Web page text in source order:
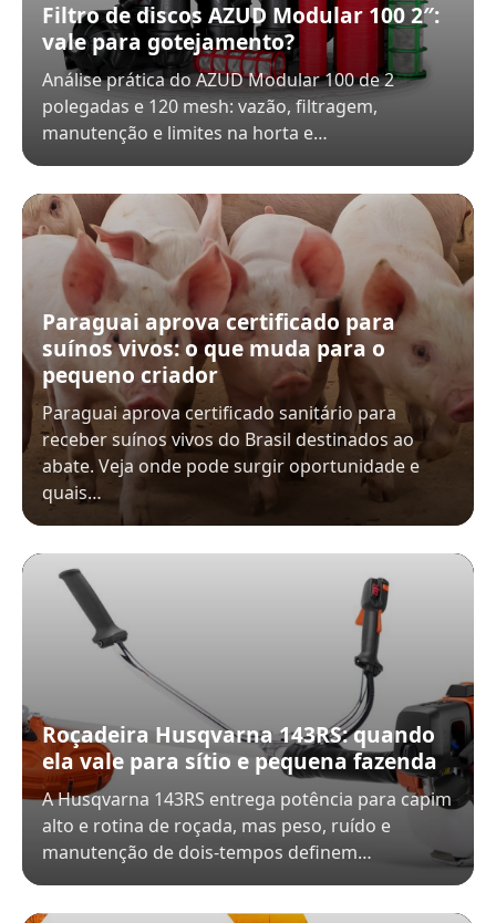
Filtro de discos AZUD Modular 100 2″:
vale para gotejamento?
Análise prática do AZUD Modular 100 de 2
polegadas e 120 mesh: vazão, filtragem,
manutenção e limites na horta e…
Paraguai aprova certificado para
suínos vivos: o que muda para o
pequeno criador
Paraguai aprova certificado sanitário para
receber suínos vivos do Brasil destinados ao
abate. Veja onde pode surgir oportunidade e
quais…
Roçadeira Husqvarna 143RS: quando
ela vale para sítio e pequena fazenda
A Husqvarna 143RS entrega potência para capim
alto e rotina de roçada, mas peso, ruído e
manutenção de dois-tempos definem…